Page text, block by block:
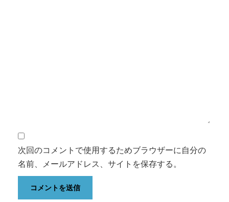
次回のコメントで使用するためブラウザーに自分の
名前、メールアドレス、サイトを保存する。